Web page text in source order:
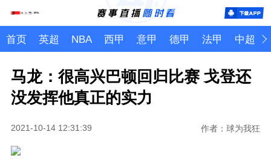
首页 英超 NBA 西甲 意甲 德甲 法甲 中超
马龙：很高兴巴顿回归比赛 戈登还
没发挥他真正的实力
2021-10-14 12:31:39 作者：球为我狂